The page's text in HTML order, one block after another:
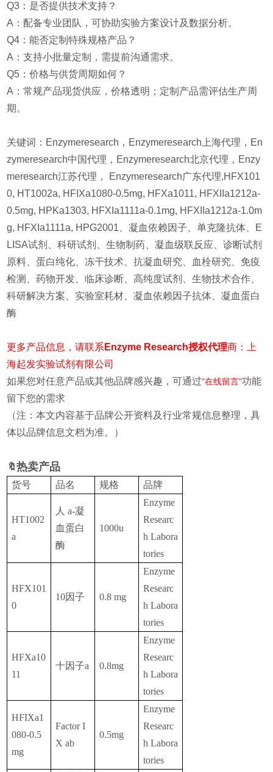
Q3：是否提供技术支持？
A：配备专业团队，可协助实验方案设计及数据分析。
Q4：能否定制特殊规格产品？
A：支持小批量定制，需提前沟通需求。
Q5：价格与供货周期如何？
A：常规产品现货供应，价格透明；定制产品需评估生产周
期。
关键词：Enzymeresearch，Enzymeresearch上海代理，En
zymeresearch中国代理，Enzymeresearch北京代理，Enzy
meresearch江苏代理， Enzymeresearch广东代理,HFX101
0, HT1002a, HFIXa1080-0.5mg, HFXa1011, HFXIIa1212a-
0.5mg, HPKa1303, HFXIa1111a-0.1mg, HFXIIa1212a-1.0m
g, HFXIa1111a, HPG2001、凝血依赖因子 、单克隆抗体、E
LISA试剂、科研试剂、生物制药、凝血级联反应、诊断试剂
原料、蛋白纯化、冻干技术、抗凝血研究、血栓研究、免疫
检测、药物开发、临床诊断、高纯度试剂、生物技术合作、
科研解决方案、实验室耗材、凝血依赖因子抗体、凝血蛋白
酶
更多产品信息，请联系 Enzyme Research授权代理商：上
海起发实验试剂有限公司
如果您对任意产品或其他品牌感兴趣，可通过“在线留言"功能
留下您的需求
（注：本文内容基于品牌公开资料及行业常规信息整理，具
体以品牌信息文档为准。）
🔖热卖产品
货号 品名 规格 品牌
HT1002
a
人 a-凝
血蛋白
酶
1000u
Enzyme
Researc
h Labora
tories
HFX101
0
10因子 0.8 mg
Enzyme
Researc
h Labora
tories
HFXa10
11
十因子a 0.8mg
Enzyme
Researc
h Labora
tories
HFIXa1
080-0.5
mg
Factor I
X ab
0.5mg
Enzyme
Researc
h Labora
tories